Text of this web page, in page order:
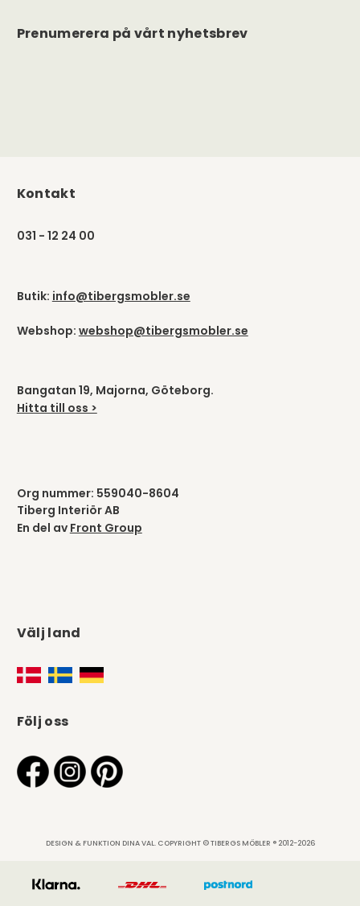
Prenumerera på vårt nyhetsbrev
Kontakt
031 - 12 24 00
Butik: info@tibergsmobler.se
Webshop: webshop@tibergsmobler.se
Bangatan 19, Majorna, Göteborg.
Hitta till oss >
Org nummer: 559040-8604
Tiberg Interiör AB
En del av Front Group
Välj land
Följ oss
DESIGN & FUNKTION DINA VAL. COPYRIGHT © TIBERGS MÖBLER ® 2012-2026